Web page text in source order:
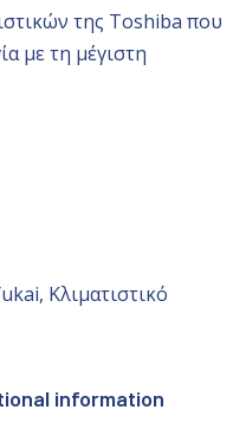
της Toshiba που
με τη μέγιστη
, Κλιματιστικό
information